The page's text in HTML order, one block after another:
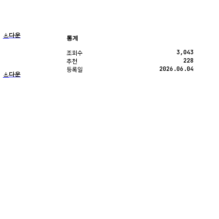
다운
다운
통계
조회수 3,043
추천 228
등록일 2026.06.04